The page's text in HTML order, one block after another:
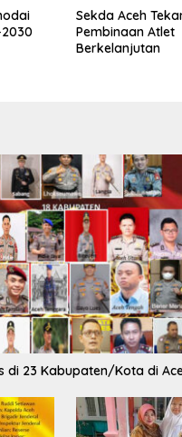
Sekda Aceh
Pembinaan Atlet
Berkelanjutan
di 23 Kabupaten/Kota di